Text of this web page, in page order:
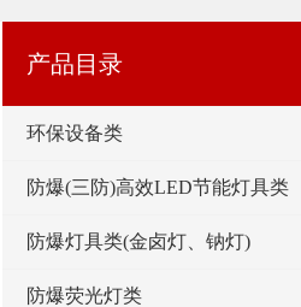
产品目录
环保设备类
防爆(三防)高效LED节能灯具类
防爆灯具类(金卤灯、钠灯)
防爆荧光灯类